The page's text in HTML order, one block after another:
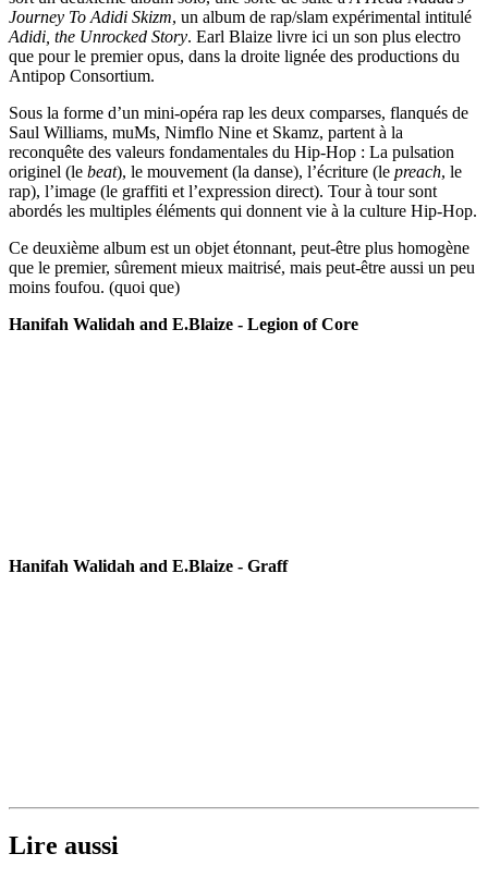
Journey To Adidi Skizm, un album de rap/slam expérimental intitulé
Adidi, the Unrocked Story. Earl Blaize livre ici un son plus electro
que pour le premier opus, dans la droite lignée des productions du
Antipop Consortium.
Sous la forme d’un mini-opéra rap les deux comparses, flanqués de
Saul Williams, muMs, Nimflo Nine et Skamz, partent à la
reconquête des valeurs fondamentales du Hip-Hop : La pulsation
originel (le beat), le mouvement (la danse), l’écriture (le preach, le
rap), l’image (le graffiti et l’expression direct). Tour à tour sont
abordés les multiples éléments qui donnent vie à la culture Hip-Hop.
Ce deuxième album est un objet étonnant, peut-être plus homogène
que le premier, sûrement mieux maitrisé, mais peut-être aussi un peu
moins foufou. (quoi que)
Hanifah Walidah and E.Blaize - Legion of Core
Hanifah Walidah and E.Blaize - Graff
Lire aussi